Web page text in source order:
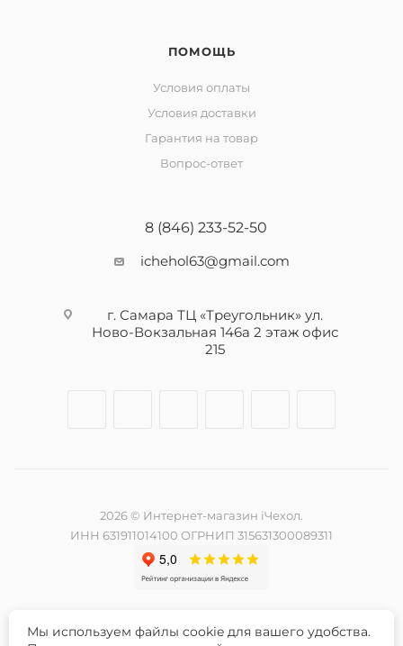
ПОМОЩЬ
Условия оплаты
Условия доставки
Гарантия на товар
Вопрос-ответ
8 (846) 233-52-50
ichehol63@gmail.com
г. Самара ТЦ «Треугольник» ул.
Ново-Вокзальная 146а 2 этаж офис
215
2026 © Интернет-магазин iЧехол.
ИНН 631911014100 ОГРНИП 315631300089311
Мы используем файлы cookie для вашего удобства.